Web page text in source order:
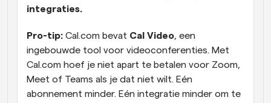
integraties.
Pro-tip: Cal.com bevat Cal Video, een
ingebouwde tool voor videoconferenties. Met
Cal.com hoef je niet apart te betalen voor Zoom,
Meet of Teams als je dat niet wilt. Eén
abonnement minder. Eén integratie minder om te